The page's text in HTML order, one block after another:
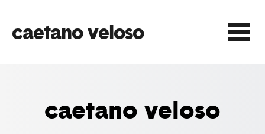
caetano veloso
caetano veloso